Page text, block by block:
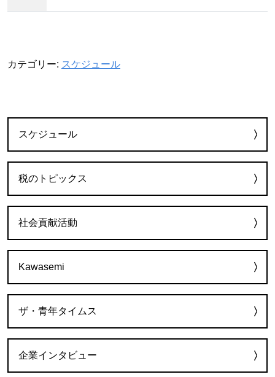
カテゴリー: スケジュール
スケジュール
税のトピックス
社会貢献活動
Kawasemi
ザ・青年タイムス
企業インタビュー